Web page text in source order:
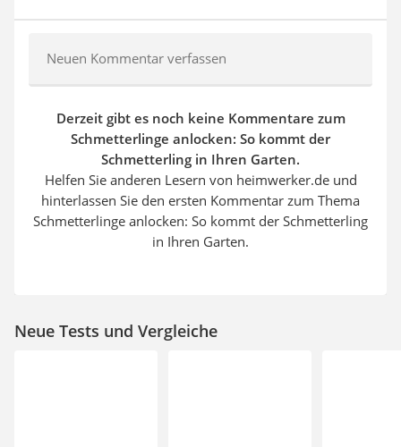
Neuen Kommentar verfassen
Derzeit gibt es noch keine Kommentare zum
Schmetterlinge anlocken: So kommt der
Schmetterling in Ihren Garten.
Helfen Sie anderen Lesern von heimwerker.de und
hinterlassen Sie den ersten Kommentar zum Thema
Schmetterlinge anlocken: So kommt der Schmetterling
in Ihren Garten.
Neue Tests und Vergleiche